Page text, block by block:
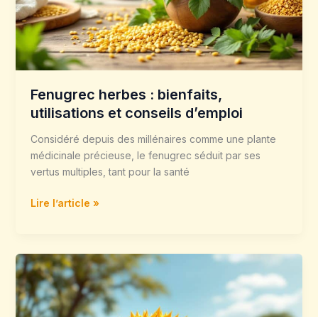
Fenugrec herbes : bienfaits,
utilisations et conseils d’emploi
Considéré depuis des millénaires comme une plante
médicinale précieuse, le fenugrec séduit par ses
vertus multiples, tant pour la santé
conseils
d’emploi
Lire l’article »
Kiwano
horned
melon
: